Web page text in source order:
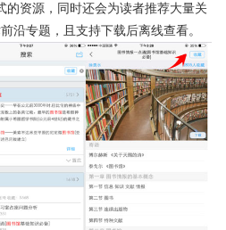
的资源，同时还会为读者推荐大量关
沿专题，且支持下载后离线查看。